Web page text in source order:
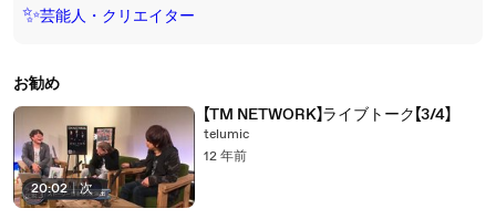
✨芸能人・クリエイター
お勧め
20:02 | 次
【TM NETWORK】ライブトーク【3/4】
telumic
12 年前